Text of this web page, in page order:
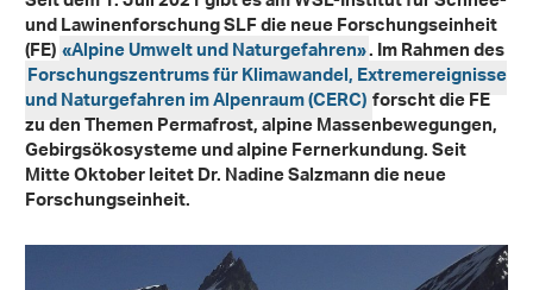
und Lawinenforschung SLF die neue Forschungseinheit
(FE)«Alpine Umwelt und Naturgefahren». Im Rahmen des
Forschungszentrums für Klimawandel, Extremereignisse
und Naturgefahren im Alpenraum (CERC)forscht die FE
zu den Themen Permafrost, alpine Massenbewegungen,
Gebirgsökosysteme und alpine Fernerkundung. Seit
Mitte Oktober leitet Dr. Nadine Salzmann die neue
Forschungseinheit.